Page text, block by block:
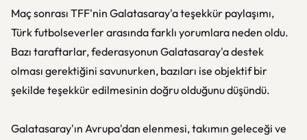
Maç sonrası TFF'nin Galatasaray'a teşekkür paylaşımı,
Türk futbolseverler arasında farklı yorumlara neden oldu.
Bazı taraftarlar, federasyonun Galatasaray'a destek
olması gerektiğini savunurken, bazıları ise objektif bir
şekilde teşekkür edilmesinin doğru olduğunu düşündü.
Galatasaray'ın Avrupa'dan elenmesi, takımın geleceği ve